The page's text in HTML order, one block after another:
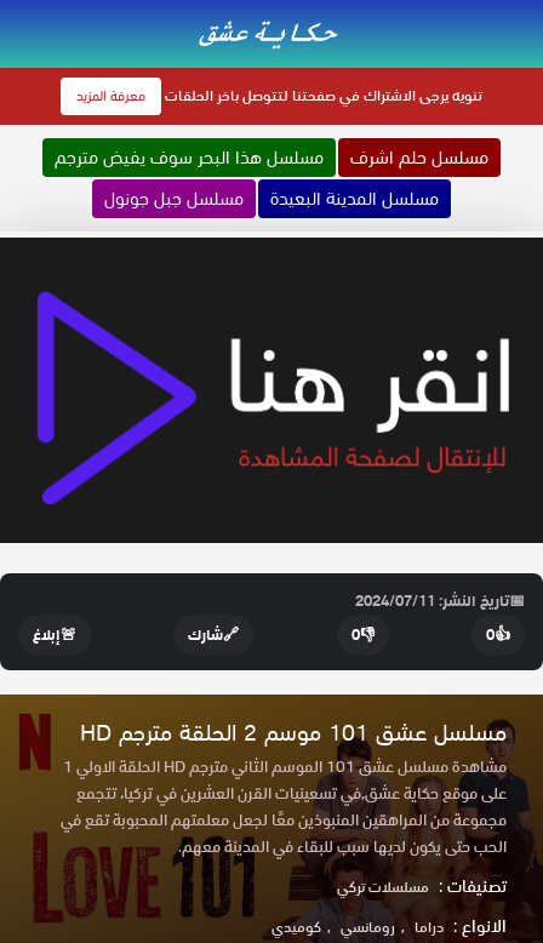
تنويهيرجى الاشتراك في صفحتنا لتتوصل باخر الحلقات معرفة المزيد
مسلسل حلم اشرف
مسلسل هذا البحر سوف يفيض مترجم
مسلسل المدينة البعيدة
مسلسل جبل جونول
📅تاريخ النشر: 2024/07/11
👍
0
👎
0
🔗شارك 🚨إبلاغ
مسلسل عشق 101 موسم 2 الحلقة مترجم HD
مشاهدة مسلسل عشق 101 الموسم الثاني مترجم HD الحلقة الاولي 1
على موقع حكاية عشق,في تسعينيات القرن العشرين في تركيا، تتجمع
مجموعة من المراهقين المنبوذين معًا لجعل معلمتهم المحبوبة تقع في
الحب حتى يكون لديها سبب للبقاء في المدينة معهم.
تصنيفات : مسلسلات تركي
الانواع : دراما رومانسي كوميدي